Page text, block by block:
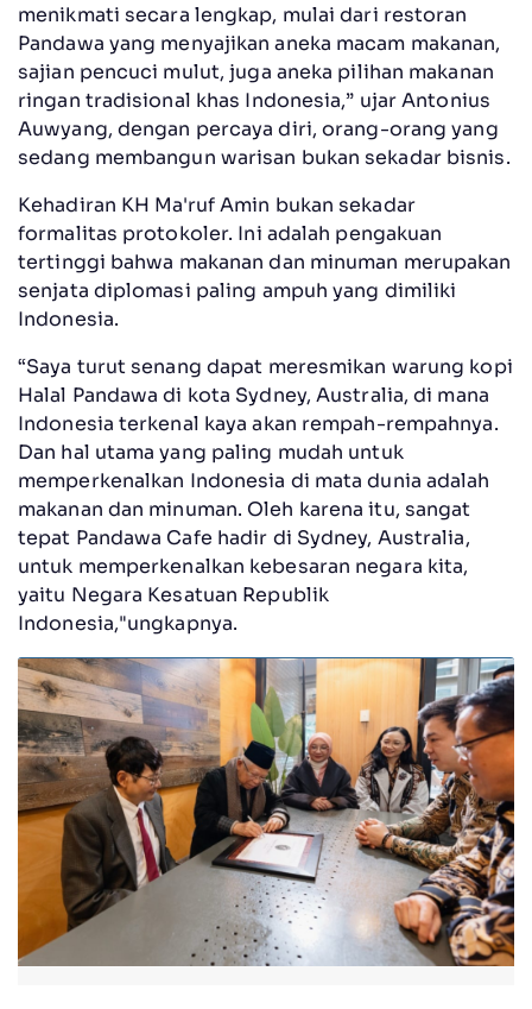
menikmati secara lengkap, mulai dari restoran
Pandawa yang menyajikan aneka macam makanan,
sajian pencuci mulut, juga aneka pilihan makanan
ringan tradisional khas Indonesia,” ujar Antonius
Auwyang, dengan percaya diri, orang-orang yang
sedang membangun warisan bukan sekadar bisnis.
Kehadiran KH Ma'ruf Amin bukan sekadar
formalitas protokoler. Ini adalah pengakuan
tertinggi bahwa makanan dan minuman merupakan
senjata diplomasi paling ampuh yang dimiliki
Indonesia.
“Saya turut senang dapat meresmikan warung kopi
Halal Pandawa di kota Sydney, Australia, di mana
Indonesia terkenal kaya akan rempah-rempahnya.
Dan hal utama yang paling mudah untuk
memperkenalkan Indonesia di mata dunia adalah
makanan dan minuman. Oleh karena itu, sangat
tepat Pandawa Cafe hadir di Sydney, Australia,
untuk memperkenalkan kebesaran negara kita,
yaitu Negara Kesatuan Republik
Indonesia,"ungkapnya.